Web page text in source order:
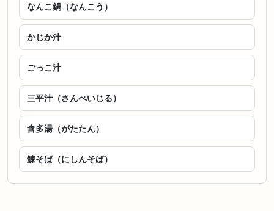
なんこ鍋（なんこう）
かじか汁
ごっこ汁
三平汁（さんぺいじる）
含多湯（がたたん）
鰊そば（にしんそば）